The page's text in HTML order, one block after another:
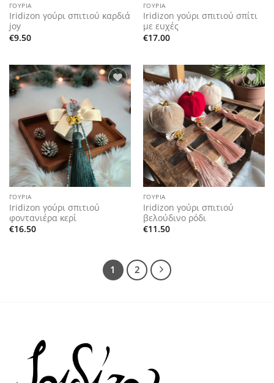
ΓΟΎΡΙΑ
Iridizon γούρι σπιτιού καρδιά
joy
€9.50
ΓΟΎΡΙΑ
Iridizon γούρι σπιτιού σπίτι
με ευχές
€17.00
ΓΟΎΡΙΑ
Iridizon γούρι σπιτιού
φοντανιέρα κερί
€16.50
wishlist
ΓΟΎΡΙΑ
Iridizon γούρι σπιτιού
βελούδινο ρόδι
€11.50
1 2